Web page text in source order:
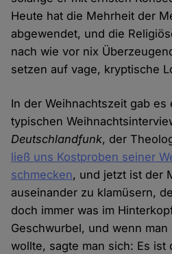
Heute hat die Mehrheit der
abgewendet, und die
nach wie vor nix
setzen auf vage, kryptische
In der Weihnachtszeit gab
typischen
Deutschlandfunk, der
ließ uns Kostproben seiner
schmecken, und jetzt ist der
auseinander zu klamüsern,
doch immer was im
Geschwurbel, und wenn
wollte, sagte man sich: Es ist